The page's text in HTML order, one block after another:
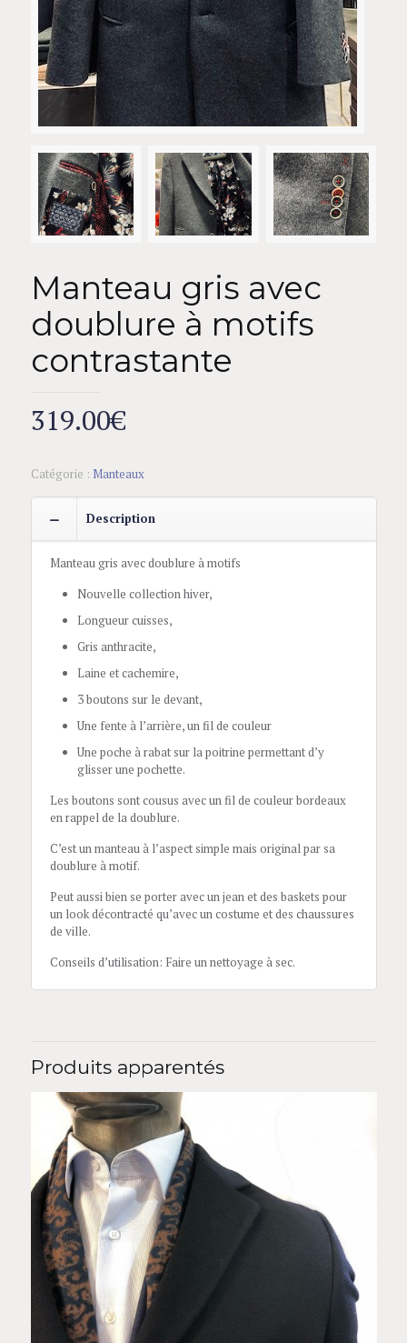
Manteau gris avec
doublure à motifs
contrastante
319.00€
Catégorie : Manteaux
Description
Manteau gris avec doublure à motifs
Nouvelle collection hiver,
Longueur cuisses,
Gris anthracite,
Laine et cachemire,
3 boutons sur le devant,
Une fente à l’arrière, un fil de couleur
Une poche à rabat sur la poitrine permettant d’y
glisser une pochette.
Les boutons sont cousus avec un fil de couleur bordeaux
en rappel de la doublure.
C’est un manteau à l’aspect simple mais original par sa
doublure à motif.
Peut aussi bien se porter avec un jean et des baskets pour
un look décontracté qu’avec un costume et des chaussures
de ville.
Conseils d’utilisation: Faire un nettoyage à sec.
Produits apparentés